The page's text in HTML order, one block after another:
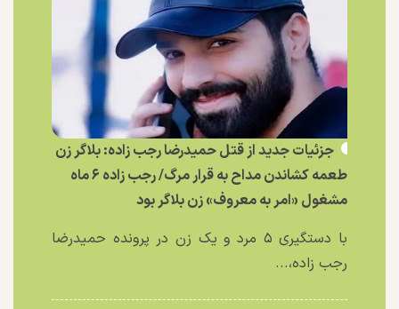
جزئیات جدید از قتل حمیدرضا رجب زاده: بلاگر زن
طعمه کشاندن مداح به قرار مرگ/ رجب زاده ۶ ماه
مشغول «امر به معروف» زن بلاگر بود
با دستگیری ۵ مرد و یک زن در پرونده حمیدرضا
رجب زاده،...